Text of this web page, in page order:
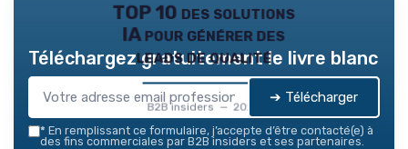
TOP 10 des solutions
IA pour générer des
leads de qualité
B2B insiders — 2026
Téléchargez gratuitement le livre blanc
➔ Télécharger
* En remplissant ce formulaire, j’accepte d’être contacté(e) à
des fins commerciales par B2B insiders et ses partenaires.